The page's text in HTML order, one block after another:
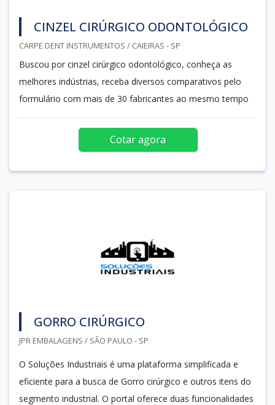
CINZEL CIRÚRGICO ODONTOLÓGICO
CARPE DENT INSTRUMENTOS / CAIEIRAS - SP
Buscou por cinzel cirúrgico odontológico, conheça as
melhores indústrias, receba diversos comparativos pelo
formulário com mais de 30 fabricantes ao mesmo tempo
Cotar agora
GORRO CIRÚRGICO
JPR EMBALAGENS / SÃO PAULO - SP
O Soluções Industriais é uma plataforma simplificada e
eficiente para a busca de Gorro cirúrgico e outros itens do
segmento industrial. O portal oferece duas funcionalidades